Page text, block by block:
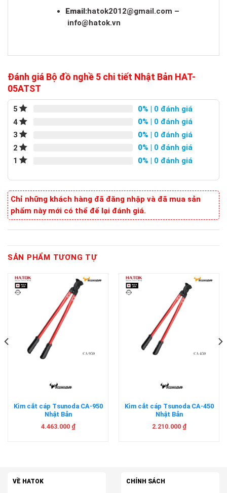
Email:hatok2012@gmail.com –
info@hatok.vn
Đánh giá Bộ đồ nghề 5 chi tiết Nhật Bản HAT-
05ATST
5 0% | 0 đánh giá
4
0% | 0 đánh giá
3
0% | 0 đánh giá
2
0% | 0 đánh giá
1
0% | 0 đánh giá
Chỉ những khách hàng đã đăng nhập và đã mua sản
phẩm này mới có thể để lại đánh giá.
SẢN PHẨM TƯƠNG TỰ
Kìm cắt cáp Tsunoda CA-950
Nhật Bản
4.463.000 ₫
Kìm cắt cáp Tsunoda CA-450
Nhật Bản
2.210.000 ₫
VỀ HATOK CHÍNH SÁCH